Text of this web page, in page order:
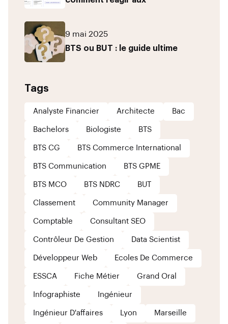
9 mai 2025
BTS ou BUT : le guide ultime
Tags
Analyste Financier Architecte Bac
Bachelors Biologiste BTS
BTS CG BTS Commerce International
BTS Communication BTS GPME
BTS MCO BTS NDRC BUT
Classement Community Manager
Comptable Consultant SEO
Contrôleur De Gestion Data Scientist
Développeur Web Ecoles De Commerce
ESSCA Fiche Métier Grand Oral
Infographiste Ingénieur
Ingénieur D'affaires Lyon Marseille